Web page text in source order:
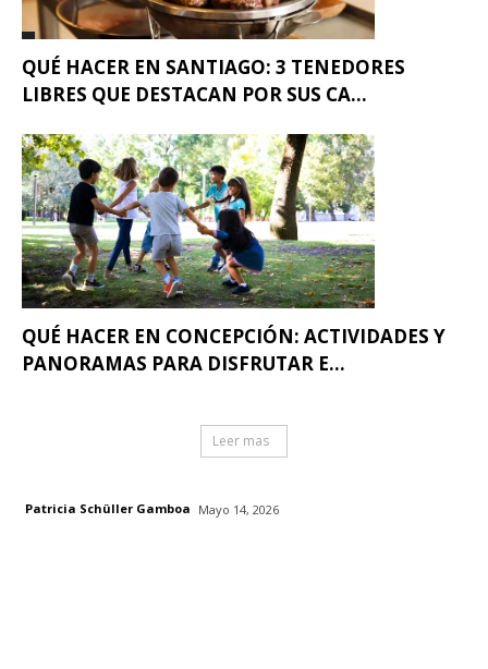
QUÉ HACER EN SANTIAGO: 3 TENEDORES
LIBRES QUE DESTACAN POR SUS CA...
QUÉ HACER EN CONCEPCIÓN: ACTIVIDADES Y
PANORAMAS PARA DISFRUTAR E...
Leer mas
Patricia Schüller Gamboa Mayo 14, 2026